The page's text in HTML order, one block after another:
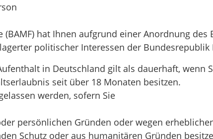
hat Ihnen aufgrund einer Anordnung
politischer Interessen der
in Deutschland gilt als dauerhaft, wenn
seit über 18 Monaten besitzen.
werden, sofern Sie
persönlichen Gründen oder wegen
Schutz oder aus humanitären Gründen